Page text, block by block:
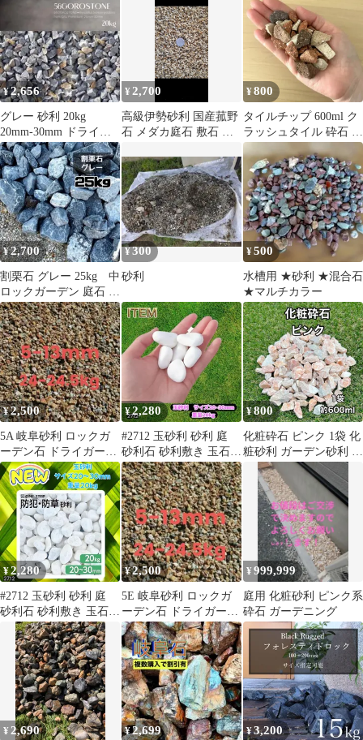
用 青灰色
¥2,656
グレー 砂利 20kg
20mm-30mm ドライガ
ーデン 三重県産 庭石
¥ 2,700
高級伊勢砂利 国産菰野
石 メダカ庭石 敷石 化
石 10ｋｇ
¥800
タイルチップ 600ml ク
ラッシュタイル 砕石 化
粧砂利 観葉植物 多肉植
物 鉢植え マルチング
土隠し 園芸 ガーデニン
グ テラコッタ ナチュラ
ル インテリア 撮影小物
DIY
¥2,700
割栗石 グレー 25kg 中
ロックガーデン 庭石 砕
石 わりぐり 岐阜
¥300
砂利
¥500
水槽用 ★砂利 ★混合石
★マルチカラー
¥2,500
5A 岐阜砂利 ロックガ
ーデン石 ドライガーデ
ン 割栗石 チャート石
¥2,280
#2712 玉砂利 砂利 庭
砂利石 砂利敷き 玉石
白 砕石 外構 防犯 砂利
※北海道、沖縄本島、
沖縄の離島、その他離
島へは別途配送料有り
¥800
化粧砕石 ピンク 1袋 化
粧砂利 ガーデン砂利 天
然石 ロックガーデン 鉢
植え・観葉植物用 桜色
¥2,280
#2712 玉砂利 砂利 庭
砂利石 砂利敷き 玉石
白 砕石 外構 防犯 砂利
※北海道、沖縄本島、
沖縄の離島、その他離
島へは別途配送料有り
¥2,500
5E 岐阜砂利 ロックガ
ーデン石 ドライガーデ
ン 割栗石 チャート
¥999,999
庭用 化粧砂利 ピンク系
砕石 ガーデニング
¥2,690 ¥2,699 ¥3,200